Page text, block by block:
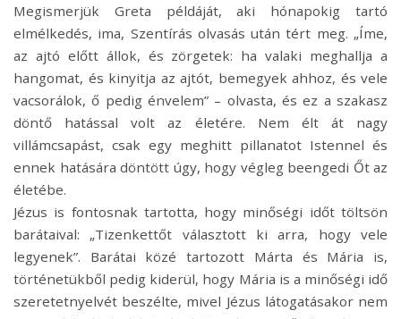
Megismerjük Greta példáját, aki hónapokig tartó
elmélkedés, ima, Szentírás olvasás után tért meg. „Íme,
az ajtó előtt állok, és zörgetek: ha valaki meghallja a
hangomat, és kinyitja az ajtót, bemegyek ahhoz, és vele
vacsorálok, ő pedig énvelem” – olvasta, és ez a szakasz
döntő hatással volt az életére. Nem élt át nagy
villámcsapást, csak egy meghitt pillanatot Istennel és
ennek hatására döntött úgy, hogy végleg beengedi Őt az
életébe.
Jézus is fontosnak tartotta, hogy minőségi időt töltsön
barátaival: „Tizenkettőt választott ki arra, hogy vele
legyenek”. Barátai közé tartozott Márta és Mária is,
történetükből pedig kiderül, hogy Mária is a minőségi idő
szeretetnyelvét beszélte, mivel Jézus látogatásakor nem